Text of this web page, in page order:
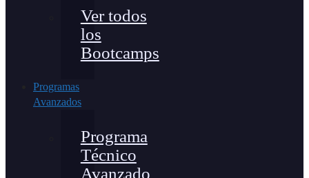
Ver todos
los
Bootcamps
Programas
Avanzados
Programa
Técnico
Avanzado